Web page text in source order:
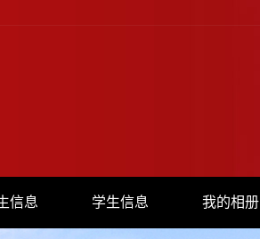
信息 学生信息 我的相册